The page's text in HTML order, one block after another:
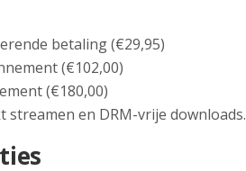
betaling (€29,95)
(€102,00)
(€180,00)
en DRM-vrije downloads.